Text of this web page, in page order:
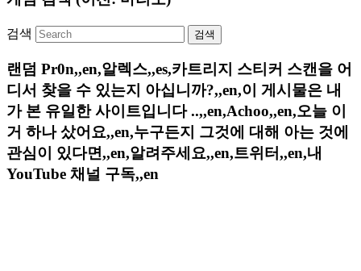
검색
랜덤 Pr0n,,en,알렉스,,es,카트리지 스티커 스캔을 어
디서 찾을 수 있는지 아십니까?,,en,이 게시물은 내
가 본 유일한 사이트입니다 ..,,en,Achoo,,en,오늘 이
거 하나 샀어요,,en,누구든지 그것에 대해 아는 것에
관심이 있다면,,en,알려주세요,,en,트위터,,en,내
YouTube 채널 구독,,en